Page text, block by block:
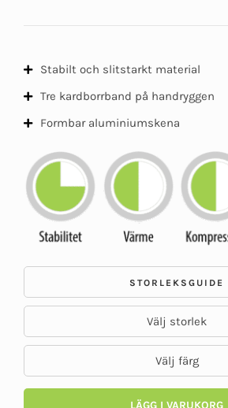
Stabilt och slitstarkt material
Tre kardborrband på handryggen
Formbar aluminiumskena
STORLEKSGUIDE
LÄGG I VARUKORG